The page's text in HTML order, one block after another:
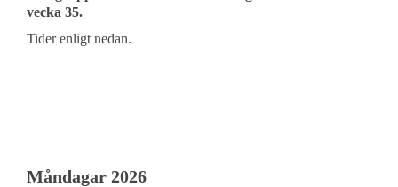
vecka 35.
Tider enligt nedan.
Måndagar 2026